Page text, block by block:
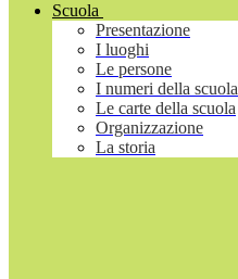
Scuola
Presentazione
I luoghi
Le persone
I numeri della scuola
Le carte della scuola
Organizzazione
La storia